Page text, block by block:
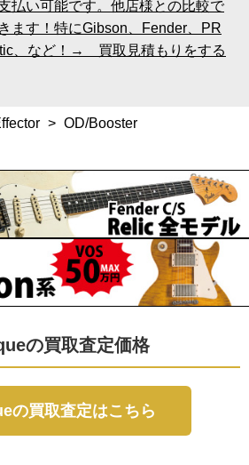
払い可能です。他店様との比較で
ます！特にGibson、Fender、PR
、など！→ 買取見積もりをする
> OD/Booster
の買取査定価格
の買取査定はこちら